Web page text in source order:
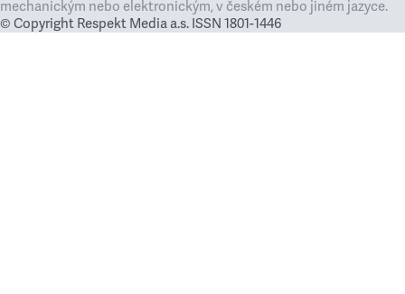
mechanickým nebo elektronickým, v českém nebo jiném jazyce.
© Copyright Respekt Media a.s. ISSN 1801-1446